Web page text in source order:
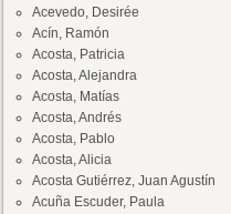
Acevedo, Desirée
Acín, Ramón
Acosta, Patricia
Acosta, Alejandra
Acosta, Matías
Acosta, Andrés
Acosta, Pablo
Acosta, Alicia
Acosta Gutiérrez, Juan Agustín
Acuña Escuder, Paula